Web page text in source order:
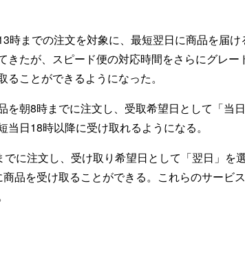
時までの注文を対象に、最短翌日に商品を届け
きたが、スピード便の対応時間をさらにグレー
ことができるようになった。
を朝8時までに注文し、受取希望日として「当
日18時以降に受け取れるようになる。
に注文し、受け取り希望日として「翌日」を
品を受け取ることができる。これらのサービ